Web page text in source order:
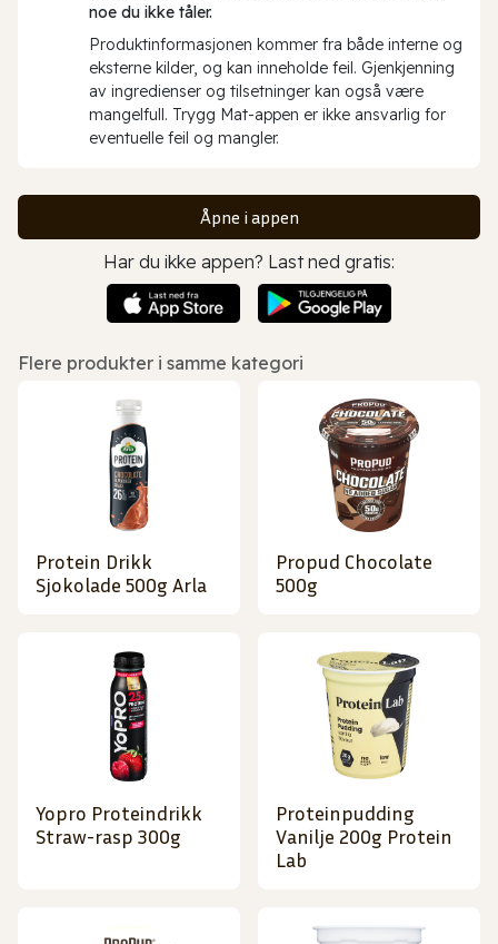
noe du ikke tåler.
Produktinformasjonen kommer fra både interne og
eksterne kilder, og kan inneholde feil. Gjenkjenning
av ingredienser og tilsetninger kan også være
mangelfull. Trygg Mat-appen er ikke ansvarlig for
eventuelle feil og mangler.
Åpne i appen
Har du ikke appen? Last ned gratis:
Flere produkter i samme kategori
Protein Drikk
Sjokolade 500g Arla
Propud Chocolate
500g
Yopro Proteindrikk
Straw-rasp 300g
Proteinpudding
Vanilje 200g Protein
Lab